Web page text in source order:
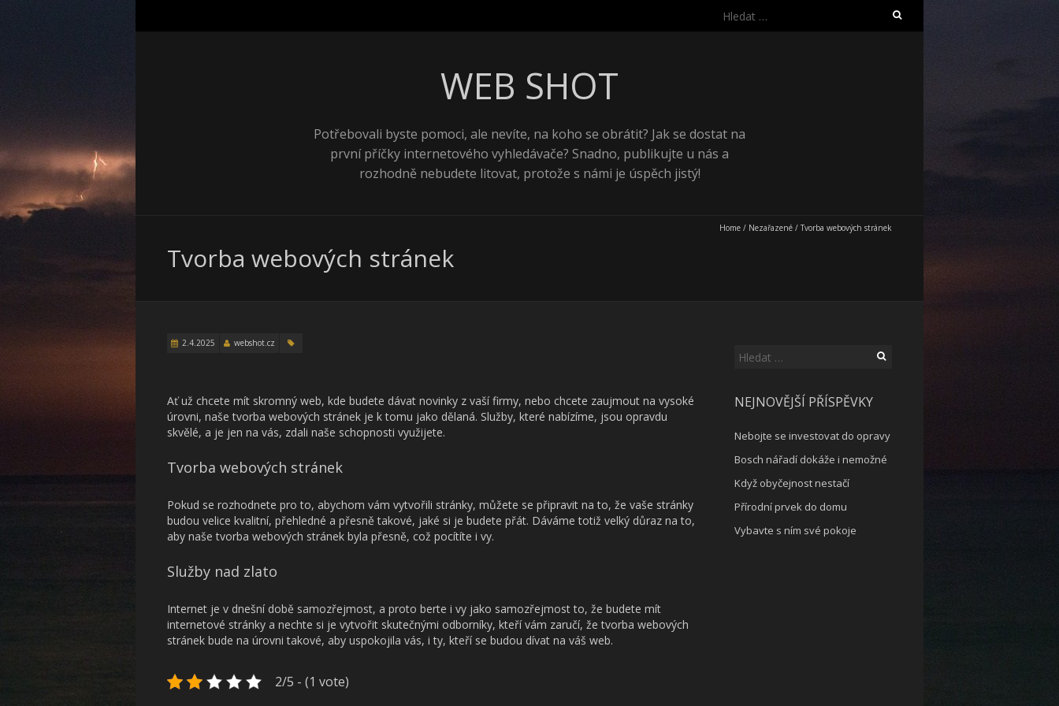
Vyhledávání
WEB SHOT
Potřebovali byste pomoci, ale nevíte, na koho se obrátit? Jak se dostat na
první příčky internetového vyhledávače? Snadno, publikujte u nás a
rozhodně nebudete litovat, protože s námi je úspěch jistý!
Home / Nezařazené / Tvorba webových stránek
Tvorba webových stránek
2.4.2025 webshot.cz
Ať už chcete mít skromný web, kde budete dávat novinky z vaší firmy, nebo chcete zaujmout na vysoké
úrovni, naše tvorba webových stránek je k tomu jako dělaná. Služby, které nabízíme, jsou opravdu
skvělé, a je jen na vás, zdali naše schopnosti využijete.
Tvorba webových stránek
Pokud se rozhodnete pro to, abychom vám vytvořili stránky, můžete se připravit na to, že vaše stránky
budou velice kvalitní, přehledné a přesně takové, jaké si je budete přát. Dáváme totiž velký důraz na to,
aby našetvorba webových stránek byla přesně, což pocítíte i vy.
Služby nad zlato
Internet je v dnešní době samozřejmost, a proto berte i vy jako samozřejmost to, že budete mít
internetové stránky a nechte si je vytvořit skutečnými odborníky, kteří vám zaručí, že tvorba webových
stránek bude na úrovni takové, aby uspokojila vás, i ty, kteří se budou dívat na váš web.
2/5 - (1 vote)
Vyhledávání
NEJNOVĚJŠÍ PŘÍSPĚVKY
Nebojte se investovat do opravy
Bosch nářadí dokáže i nemožné
Když obyčejnost nestačí
Přírodní prvek do domu
Vybavte s ním své pokoje